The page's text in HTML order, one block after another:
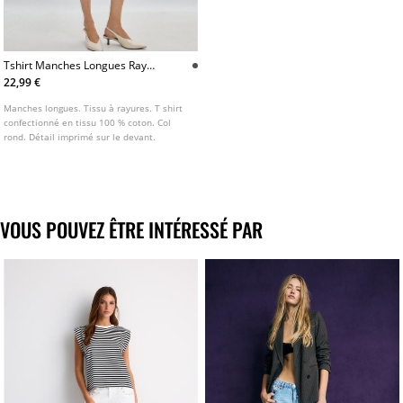
Tshirt Manches Longues Raye
Imprime
22,99 €
Manches longues. Tissu à rayures. T shirt
confectionné en tissu 100 % coton. Col
rond. Détail imprimé sur le devant.
VOUS POUVEZ ÊTRE INTÉRESSÉ PAR